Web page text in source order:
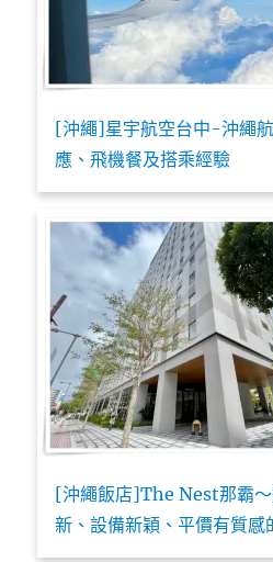
[沖繩]星宇航空台中-沖繩
應、飛機餐及搭乘經驗
[沖繩飯店]The Nest那霸
新、設備新穎、平價有質感